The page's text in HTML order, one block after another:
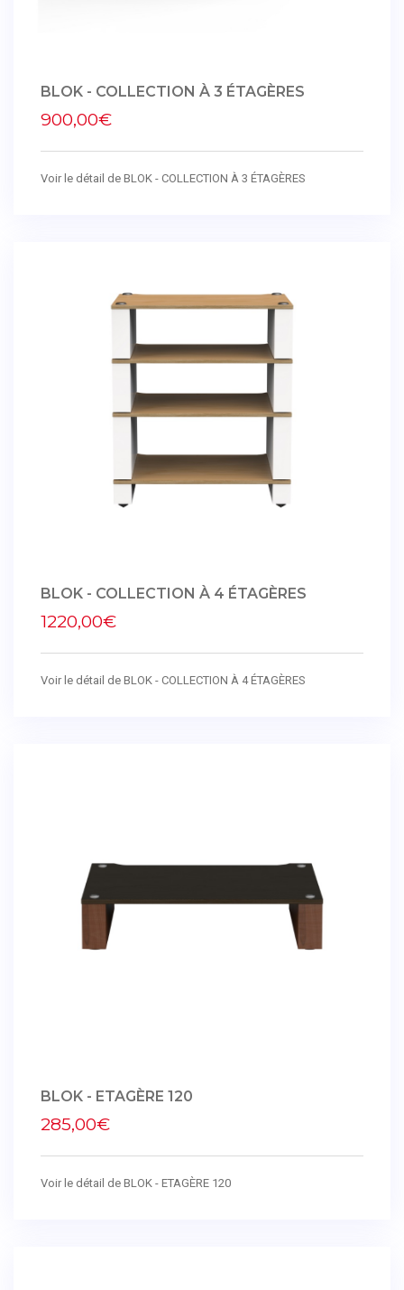
BLOK - COLLECTION À 3 ÉTAGÈRES
900,00€
Voir le détail de BLOK - COLLECTION À 3 ÉTAGÈRES
BLOK - COLLECTION À 4 ÉTAGÈRES
1220,00€
Voir le détail de BLOK - COLLECTION À 4 ÉTAGÈRES
BLOK - ETAGÈRE 120
285,00€
Voir le détail de BLOK - ETAGÈRE 120